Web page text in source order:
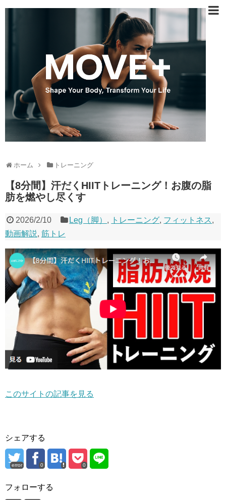
ホーム トレーニング
【8分間】汗だくHIITトレーニング！お腹の脂
肪を燃やし尽くす
2026/2/10 Leg（脚） , トレーニング, フィットネス,
動画解説, 筋トレ
このサイトの記事を見る
シェアする
error 0 0
フォローする